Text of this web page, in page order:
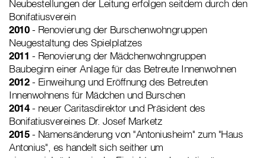
Neubestellungen der Leitung erfolgen seitdem durch den
Bonifatiusverein
2010- Renovierung der Burschenwohngruppen
Neugestaltung des Spielplatzes
2011 - Renovierung der Mädchenwohngruppen
Baubeginn einer Anlage für das Betreute Innenwohnen
2012- Einweihung und Eröffnung des Betreuten
Innenwohnens für Mädchen und Burschen
2014- neuer Caritasdirektor und Präsident des
Bonifatiusvereines Dr. Josef Marketz
2015- Namensänderung von "Antoniusheim" zum "Haus
Antonius", es handelt sich seither um